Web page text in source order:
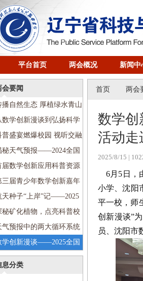
平台首页 两会概况 新闻中
会要闻
播自然生态 厚植绿水青山
全国科普日活动走进
铁路第五小学
数学创新漫谈到弘扬科学
神——2024全国科普日活
进南京九校
普盛宴燃爆校园 视听交融
科技——2024全国科普日
走进河北街第二小学
秘天气预报——2024全国
日活动走进文艺二校新宁
届数学创新应用科普资源
展示交流活动顺利举行
三届青少年数学创新嘉年
大启幕
天种子“上岸”记——2025
科技周“传递科学梦想”科
校园活动走进珠江街第五
秘矿化植物，点亮科普校
全国科技周“传递科
想”科普进校园活动走进沈
第七中学
气预报中的两大循环系统
全国科技周“传递科学
”科普进校园活动走进沈阳
学创新漫谈——2025全国
“传递科学梦想”科普进
息分类
首页 两会
数学
活动走
2025/8/15 |
6月5日，
小学、沈阳
平一校，师
创新漫谈”
员、沈阳市